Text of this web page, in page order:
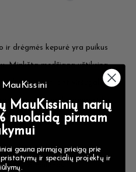
ir drėgmės kepurė yra puikus
Minkšta medžiaga užtikrina
galima susegti ant viršugalvio
kepurę pagal norimą stilių
sąlygas.
midnight blue
100 % nailonas
MauKissinių narių
nuolaidą pirmam
gauna pirmąją prieigą prie
pristatymų ir specialių projektų ir